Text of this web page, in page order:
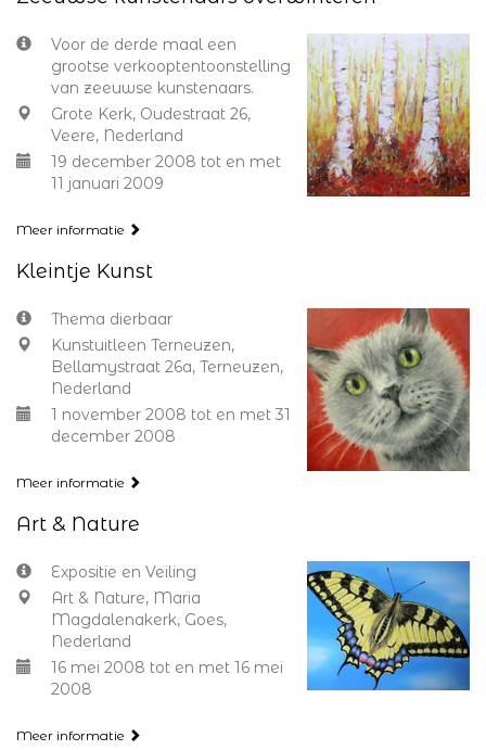
Voor de derde maal een
grootse verkooptentoonstelling
van zeeuwse kunstenaars.
Grote Kerk, Oudestraat 26,
Veere, Nederland
19 december 2008 tot en met
11 januari 2009
Meer informatie
Kleintje Kunst
Thema dierbaar
Kunstuitleen Terneuzen,
Bellamystraat 26a, Terneuzen,
Nederland
1 november 2008 tot en met 31
december 2008
Meer informatie
Art & Nature
Expositie en Veiling
Art & Nature, Maria
Magdalenakerk, Goes,
Nederland
16 mei 2008 tot en met 16 mei
2008
Meer informatie